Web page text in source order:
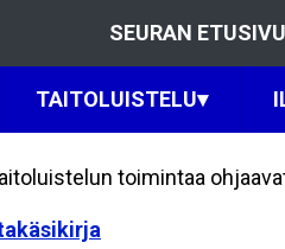
SEURAN ETUSIVU
TAITOLUISTELU▾
toimintaa